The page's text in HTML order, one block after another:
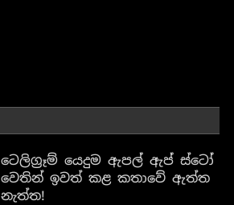
ටෙලිග්‍රෑම් යෙදුම ඇපල් ඇප් ස්ටෝ
වෙතින් ඉවත් කළ කතාවේ ඇත්ත
නැත්ත!